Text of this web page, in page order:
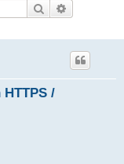
Rechercher
/